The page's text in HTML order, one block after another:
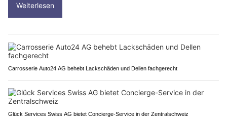
Weiterlesen
Carrosserie Auto24 AG behebt Lackschäden und Dellen fachgerecht
Glück Services Swiss AG bietet Concierge-Service in der Zentralschweiz